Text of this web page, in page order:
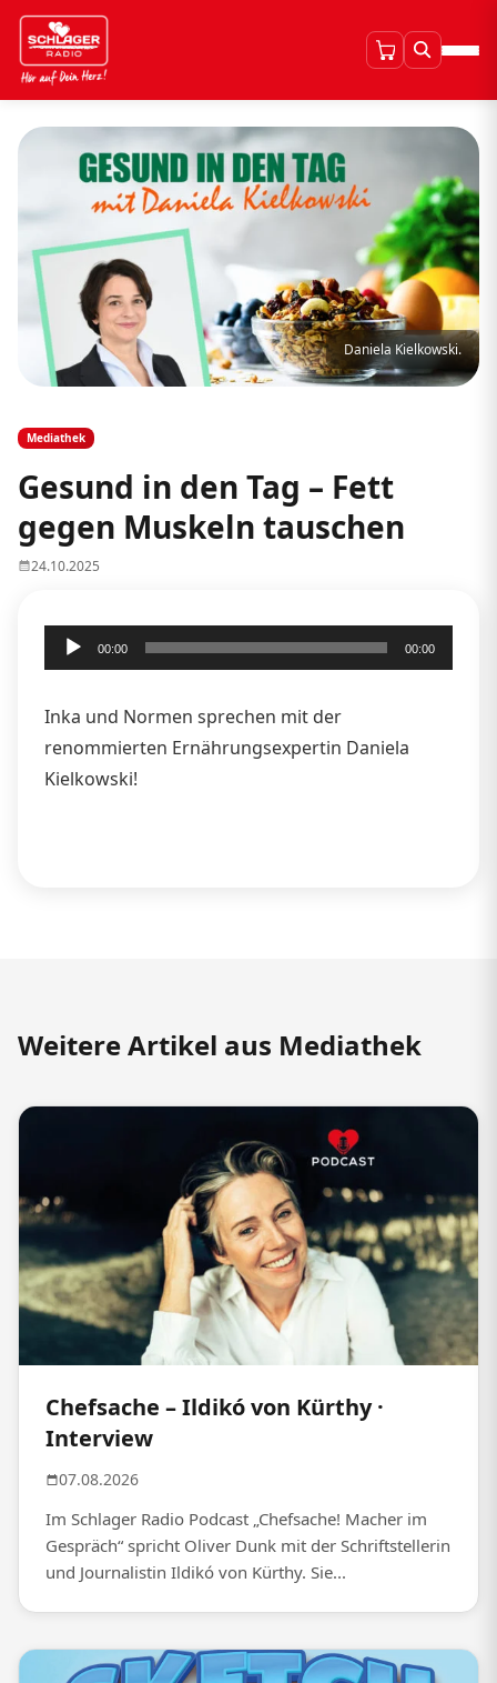
Daniela Kielkowski.
Mediathek
Gesund in den Tag – Fett
gegen Muskeln tauschen
24.10.2025
Audio-
Player
00:00 00:00
Inka und Normen sprechen mit der
renommierten Ernährungsexpertin Daniela
Kielkowski!
Weitere Artikel aus Mediathek
Chefsache – Ildikó von Kürthy ·
Interview
07.08.2026
Im Schlager Radio Podcast „Chefsache! Macher im
Gespräch“ spricht Oliver Dunk mit der Schriftstellerin
und Journalistin Ildikó von Kürthy. Sie...